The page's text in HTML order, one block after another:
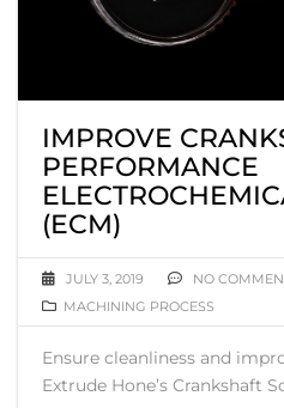
IMPROVE
PERFORMANCE
(ECM)
JULY 3, 2019
NO
MACHINING PROCESS
Ensure cleanliness and
Extrude Hone’s Crankshaft